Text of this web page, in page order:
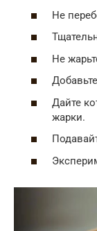
Не
Не
Дайте
жарки.